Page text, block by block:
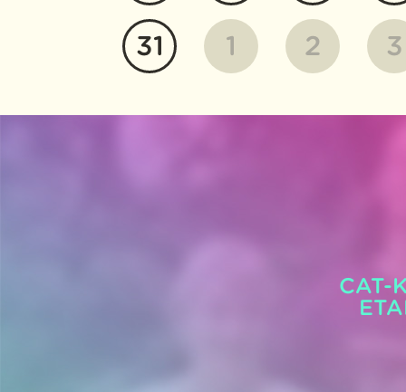
31 1 2 3
CAT-